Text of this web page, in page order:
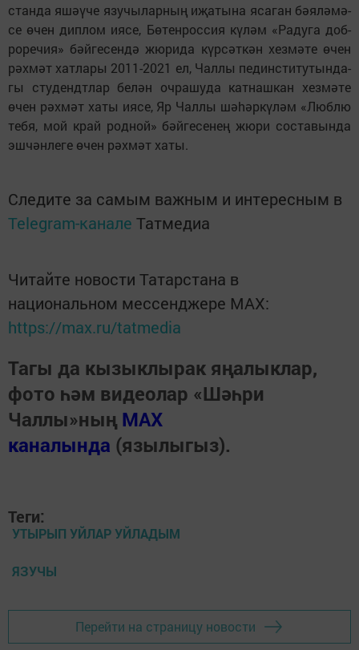
стан­да яшә­ү­че язу­чы­лар­ның иҗа­ты­на яса­ган бә­я­лә­мә­
се ѳчен дип­лом ия­се, Бө­тен­рос­сия кү­ләм «Ра­ду­га доб­
ро­ре­чия» бәй­ге­сен­дә жю­ри­да күр­сәт­кән хез­мә­те ѳчен
рәх­мәт хат­ла­ры 2011-2021 ел, Чал­лы пе­дин­с­ти­ту­тын­да­
гы сту­ден­дтлар бе­лән оч­ра­шу­да кат­наш­кан хез­мә­те
ѳчен рәх­мәт ха­ты ия­се, Яр Чал­лы шәhәр­кү­ләм «Люб­лю
те­бя, мой край род­ной» бәй­ге­се­нең жю­ри сос­та­вын­да
эш­чән­ле­ге ѳчен рәх­мәт ха­ты.
Следите за самым важным и интересным в
Telegram-канале Татмедиа
Читайте новости Татарстана в
национальном мессенджере MАХ:
https://max.ru/tatmedia
Тагы да кызыклырак яңалыклар,
фото һәм видеолар «Шәһри
Чаллы»ның MAX
каналында (язылыгыз).
Теги:
УТЫРЫП УЙЛАР УЙЛАДЫМ
ЯЗУЧЫ
Перейти на страницу новости